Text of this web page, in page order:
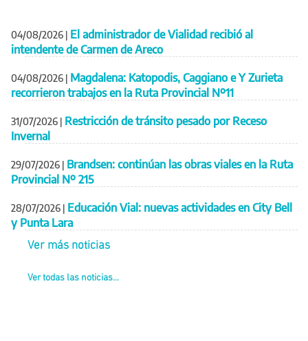
04/08/2026 | El administrador de Vialidad recibió al
intendente de Carmen de Areco
04/08/2026 | Magdalena: Katopodis, Caggiano e Y Zurieta
recorrieron trabajos en la Ruta Provincial Nº11
31/07/2026 | Restricción de tránsito pesado por Receso
Invernal
29/07/2026 | Brandsen: continúan las obras viales en la Ruta
Provincial Nº 215
28/07/2026 | Educación Vial: nuevas actividades en City Bell
y Punta Lara
Ver más noticias
Ver todas las noticias...